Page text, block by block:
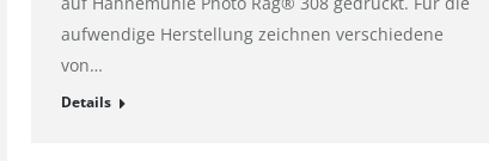
aufwendige Herstellung zeichnen verschiedene
von…
Details